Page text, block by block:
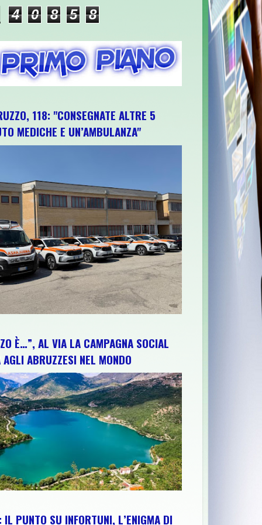
4 0 8 5 8
118: "CONSEGNATE ALTRE 5
MEDICHE E UN’AMBULANZA"
È…”, AL VIA LA CAMPAGNA SOCIAL
AGLI ABRUZZESI NEL MONDO
IL PUNTO SU INFORTUNI, L’ENIGMA DI